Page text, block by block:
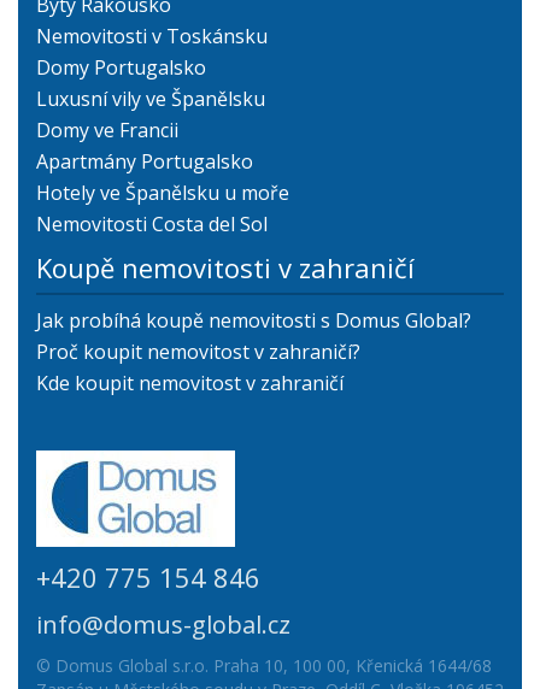
Nemovitosti v Toskánsku
Domy Portugalsko
Luxusní vily ve Španělsku
Domy ve Francii
Apartmány Portugalsko
Hotely ve Španělsku u moře
Nemovitosti Costa del Sol
Koupě nemovitosti v zahraničí
Jak probíhá koupě nemovitosti s Domus Global?
Proč koupit nemovitost v zahraničí?
Kde koupit nemovitost v zahraničí
+420 775 154 846
info@domus-global.cz
© Domus Global s.r.o. Praha 10, 100 00, Křenická 1644/68